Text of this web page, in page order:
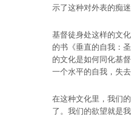
示了这种对外表的痴迷
基督徒身处这样的文
的书《垂直的自我：
的文化是如何同化基
一个水平的自我，失
在这种文化里，我们
了。我们的欲望就是